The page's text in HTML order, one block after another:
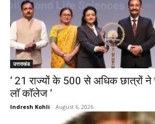
उत्तराखंड
‘ 21 राज्यों के 500 से अधिक छात्रों ने
लाॅ काॅलेज ‘
Indresh Kohli - August 6, 2026